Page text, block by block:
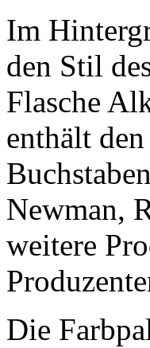
Im
den Stil
Flasche
enthält
Newman,
weitere
Die